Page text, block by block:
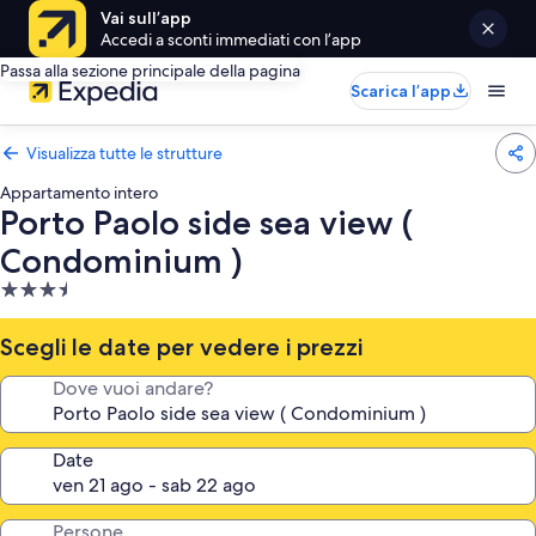
Vai sull’app
Accedi a sconti immediati con l’app
Passa alla sezione principale della pagina
Scarica l’app
Visualizza tutte le strutture
Appartamento intero
Porto Paolo side sea view (
Condominium )
Struttura
a
3.5
stelle
Scegli le date per vedere i prezzi
Dove vuoi andare?
Date